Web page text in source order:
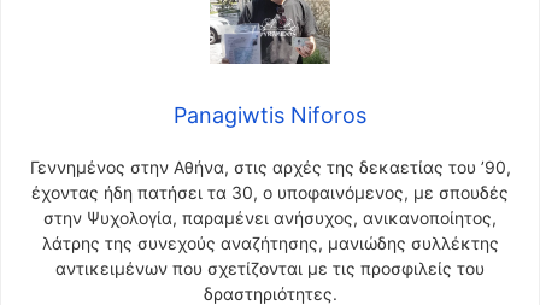
Panagiwtis Niforos
Γεννημένος στην Αθήνα, στις αρχές της δεκαετίας του ’90,
έχοντας ήδη πατήσει τα 30, ο υποφαινόμενος, με σπουδές
στην Ψυχολογία, παραμένει ανήσυχος, ανικανοποίητος,
λάτρης της συνεχούς αναζήτησης, μανιώδης συλλέκτης
αντικειμένων που σχετίζονται με τις προσφιλείς του
δραστηριότητες.